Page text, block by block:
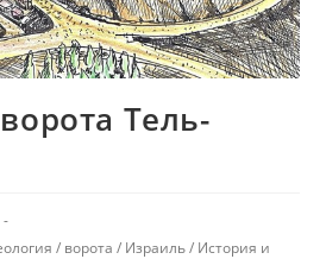
Тель-
/ ворота / Израиль / История и